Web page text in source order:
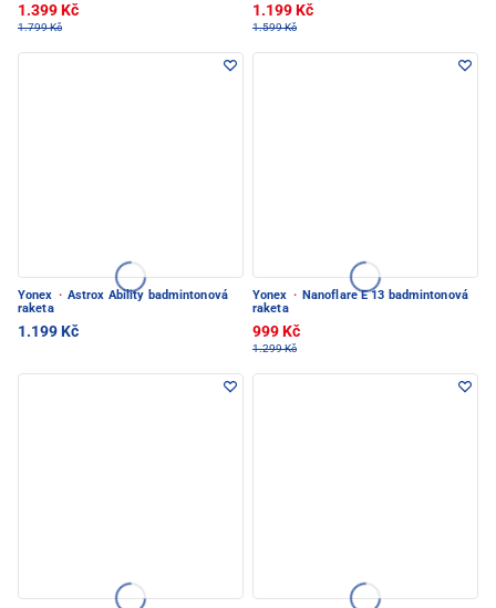
1.399 Kč
1.799 Kč
1.199 Kč
1.599 Kč
Yonex · Astrox Ability badmintonová
raketa
1.199 Kč
Yonex · Nanoflare E 13 badmintonová
raketa
999 Kč
1.299 Kč